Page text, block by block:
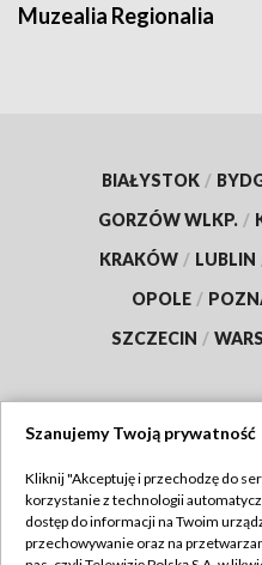
Muzealia Regionalia
BIAŁYSTOK /
GORZÓW WLKP. /
KRAKÓW / LUBLIN
OPOLE /
SZCZECIN /
Abonament TVP
Szanujemy Twoją prywatność
Kliknij "Akceptuję i przechodzę do
korzystanie z technologii
dostęp do informacji na Twoim
przechowywanie oraz na